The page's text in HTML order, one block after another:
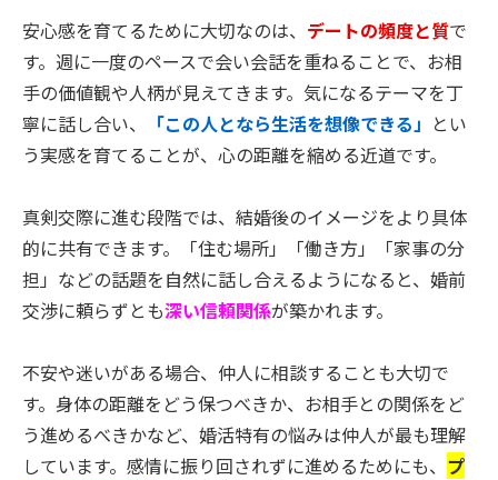
安心感を育てるために大切なのは、 デートの頻度と質で
す。週に一度のペースで会い会話を重ねることで、お相
手の価値観や人柄が見えてきます。気になるテーマを丁
寧に話し合い、
「この人となら生活を想像できる」 とい
う実感を育てることが、心の距離を縮める近道です。
真剣交際に進む段階では、結婚後のイメージをより具体
的に共有できます。「住む場所」「働き方」「家事の分
担」などの話題を自然に話し合えるようになると、婚前
交渉に頼らずとも深い信頼関係が築かれます。
不安や迷いがある場合、仲人に相談することも大切で
す。身体の距離をどう保つべきか、お相手との関係をど
う進めるべきかなど、婚活特有の悩みは仲人が最も理解
しています。感情に振り回されずに進めるためにも、 プ